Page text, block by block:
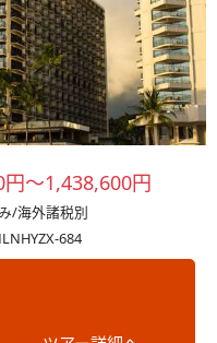
～1,438,600円
/海外諸税別
684